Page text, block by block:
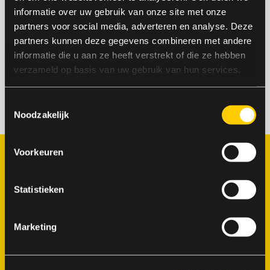
informatie over uw gebruik van onze site met onze
partners voor social media, adverteren en analyse. Deze
partners kunnen deze gegevens combineren met andere
informatie die u aan ze heeft verstrekt of die ze hebben
verzameld op basis van uw gebruik van hun services.
Noodzakelijk
Voorkeuren
Statistieken
Marketing
Webinar over de
nieuwe NEN-norm
voor
resultaatgericht
werken